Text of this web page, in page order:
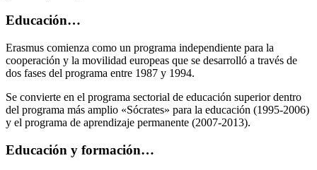
Educación…
Erasmus comienza como un programa independiente para la
cooperación y la movilidad europeas que se desarrolló a través de
dos fases del programa entre 1987 y 1994.
Se convierte en el programa sectorial de educación superior dentro
del programa más amplio «Sócrates» para la educación (1995-2006)
y el programa de aprendizaje permanente (2007-2013).
Educación y formación…